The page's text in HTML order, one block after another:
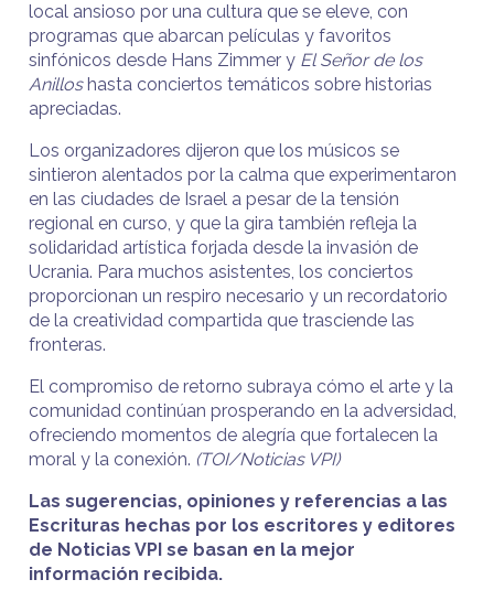
local ansioso por una cultura que se eleve, con
programas que abarcan películas y favoritos
sinfónicos desde Hans Zimmer y El Señor de los
Anilloshasta conciertos temáticos sobre historias
apreciadas.
Los organizadores dijeron que los músicos se
sintieron alentados por la calma que experimentaron
en las ciudades de Israel a pesar de la tensión
regional en curso, y que la gira también refleja la
solidaridad artística forjada desde la invasión de
Ucrania. Para muchos asistentes, los conciertos
proporcionan un respiro necesario y un recordatorio
de la creatividad compartida que trasciende las
fronteras.
El compromiso de retorno subraya cómo el arte y la
comunidad continúan prosperando en la adversidad,
ofreciendo momentos de alegría que fortalecen la
moral y la conexión. (TOI/Noticias VPI)
Las sugerencias, opiniones y referencias a las
Escrituras hechas por los escritores y editores
de Noticias VPI se basan en la mejor
información recibida.